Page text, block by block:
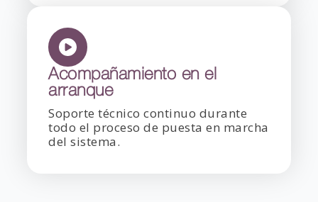
Acompañamiento en el
arranque
Soporte técnico continuo durante
todo el proceso de puesta en marcha
del sistema.